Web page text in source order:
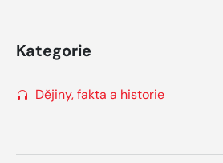
Kategorie
Dějiny, fakta a historie